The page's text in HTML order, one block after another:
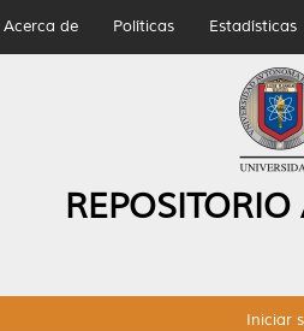
Acerca de Políticas Estadísticas
Iniciar